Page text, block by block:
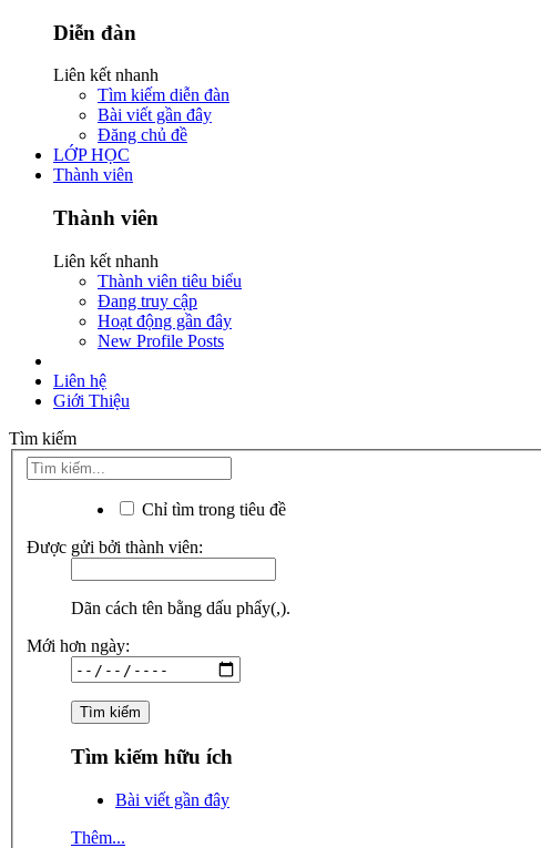
Diễn đàn
Liên kết nhanh
Tìm kiếm diễn đàn
Bài viết gần đây
Đăng chủ đề
LỚP HỌC
Thành viên
Thành viên
Liên kết nhanh
Thành viên tiêu biểu
Đang truy cập
Hoạt động gần đây
New Profile Posts
Liên hệ
Giới Thiệu
Tìm kiếm
Chỉ tìm trong tiêu đề
Được gửi bởi thành viên:
Dãn cách tên bằng dấu phẩy(,).
Mới hơn ngày:
Tìm kiếm hữu ích
Bài viết gần đây
Thêm...